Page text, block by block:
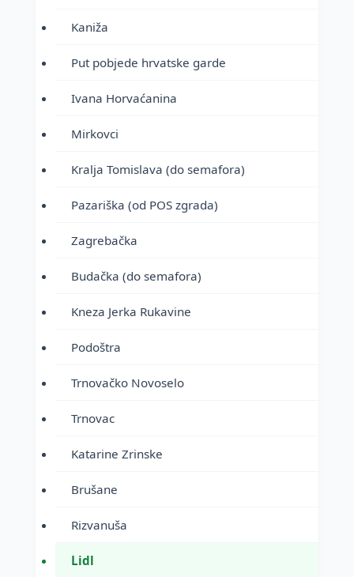
Kaniža
Put pobjede hrvatske garde
Ivana Horvaćanina
Mirkovci
Kralja Tomislava (do semafora)
Pazariška (od POS zgrada)
Zagrebačka
Budačka (do semafora)
Kneza Jerka Rukavine
Podoštra
Trnovačko Novoselo
Trnovac
Katarine Zrinske
Brušane
Rizvanuša
Lidl